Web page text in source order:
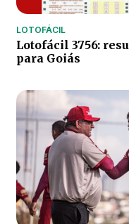
LOTOFÁCIL
Lotofácil 3756:
para Goiás